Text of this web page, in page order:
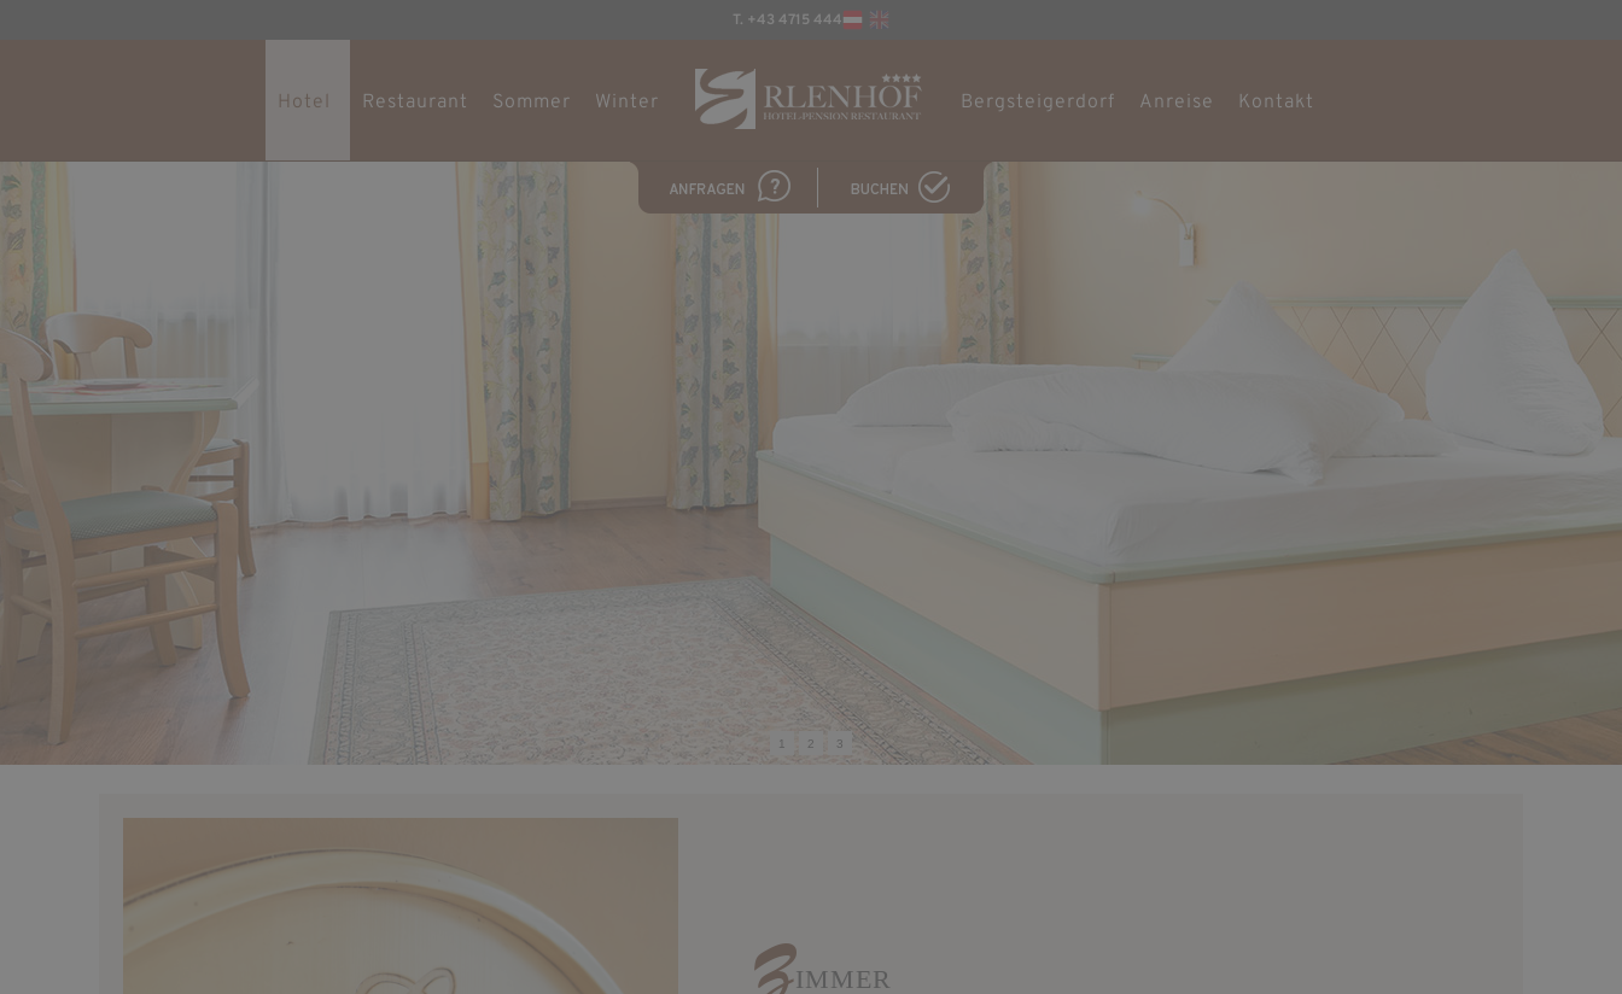
T. +43 4715 444
Hotel Restaurant Sommer Winter Bergsteigerdorf Anreise Kontakt
1 2 3
ZIMMER